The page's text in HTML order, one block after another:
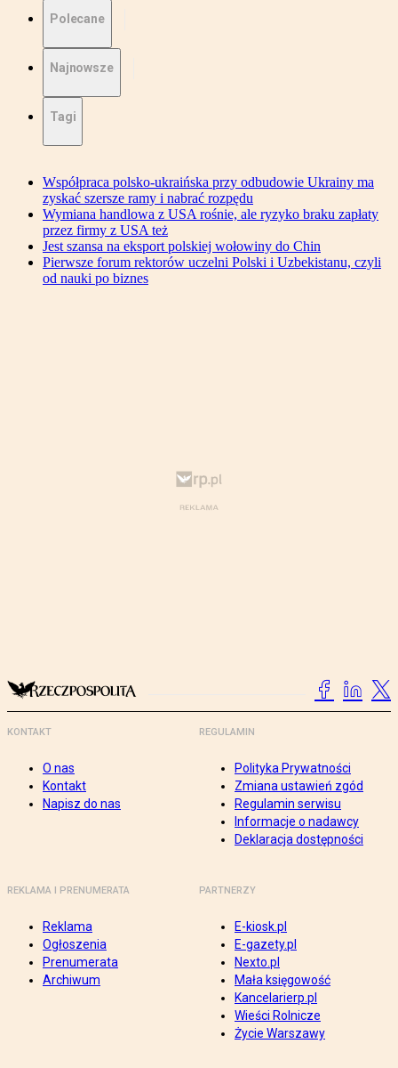
Polecane
Najnowsze
Tagi
Współpraca polsko-ukraińska przy odbudowie Ukrainy ma
zyskać szersze ramy i nabrać rozpędu
Wymiana handlowa z USA rośnie, ale ryzyko braku zapłaty
przez firmy z USA też
Jest szansa na eksport polskiej wołowiny do Chin
Pierwsze forum rektorów uczelni Polski i Uzbekistanu, czyli
od nauki po biznes
KONTAKT
O nas
Kontakt
Napisz do nas
REGULAMIN
Polityka Prywatności
Zmiana ustawień zgód
Regulamin serwisu
Informacje o nadawcy
Deklaracja dostępności
REKLAMA I PRENUMERATA
Reklama
Ogłoszenia
Prenumerata
Archiwum
PARTNERZY
E-kiosk.pl
E-gazety.pl
Nexto.pl
Mała księgowość
Kancelarierp.pl
Wieści Rolnicze
Życie Warszawy